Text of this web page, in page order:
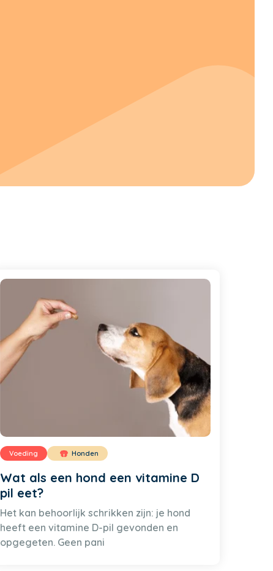
Voeding Honden
Wat als een hond een vitamine D
pil eet?
Het kan behoorlijk schrikken zijn: je hond
heeft een vitamine D-pil gevonden en
opgegeten. Geen pani